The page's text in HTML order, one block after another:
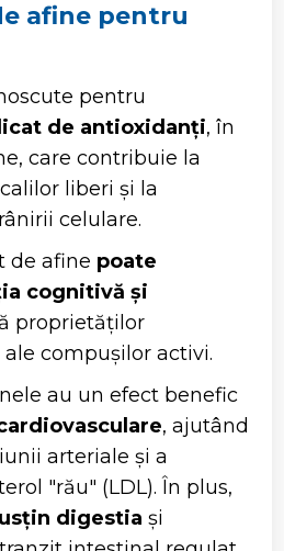
afine pentru
pentru
de antioxidanți, în
care contribuie la
liberi și la
celulare.
de afine poate
cognitivă și
proprietăților
compușilor activi.
au un efect benefic
, ajutând
arteriale și a
"rău" (LDL). În plus,
digestia și